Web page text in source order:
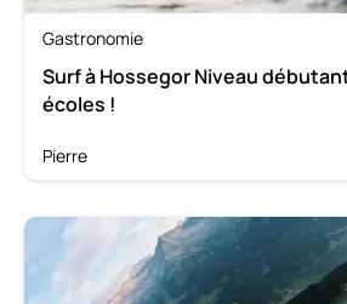
Gastronomie
Surf à Hossegor Niveau
écoles !
Pierre